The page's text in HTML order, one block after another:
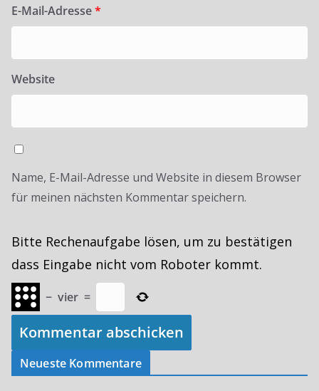
E-Mail-Adresse*
Website
Name, E-Mail-Adresse und Website in diesem Browser
für meinen nächsten Kommentar speichern.
Bitte Rechenaufgabe lösen, um zu bestätigen
dass Eingabe nicht vom Roboter kommt.
− vier =
Neueste Kommentare